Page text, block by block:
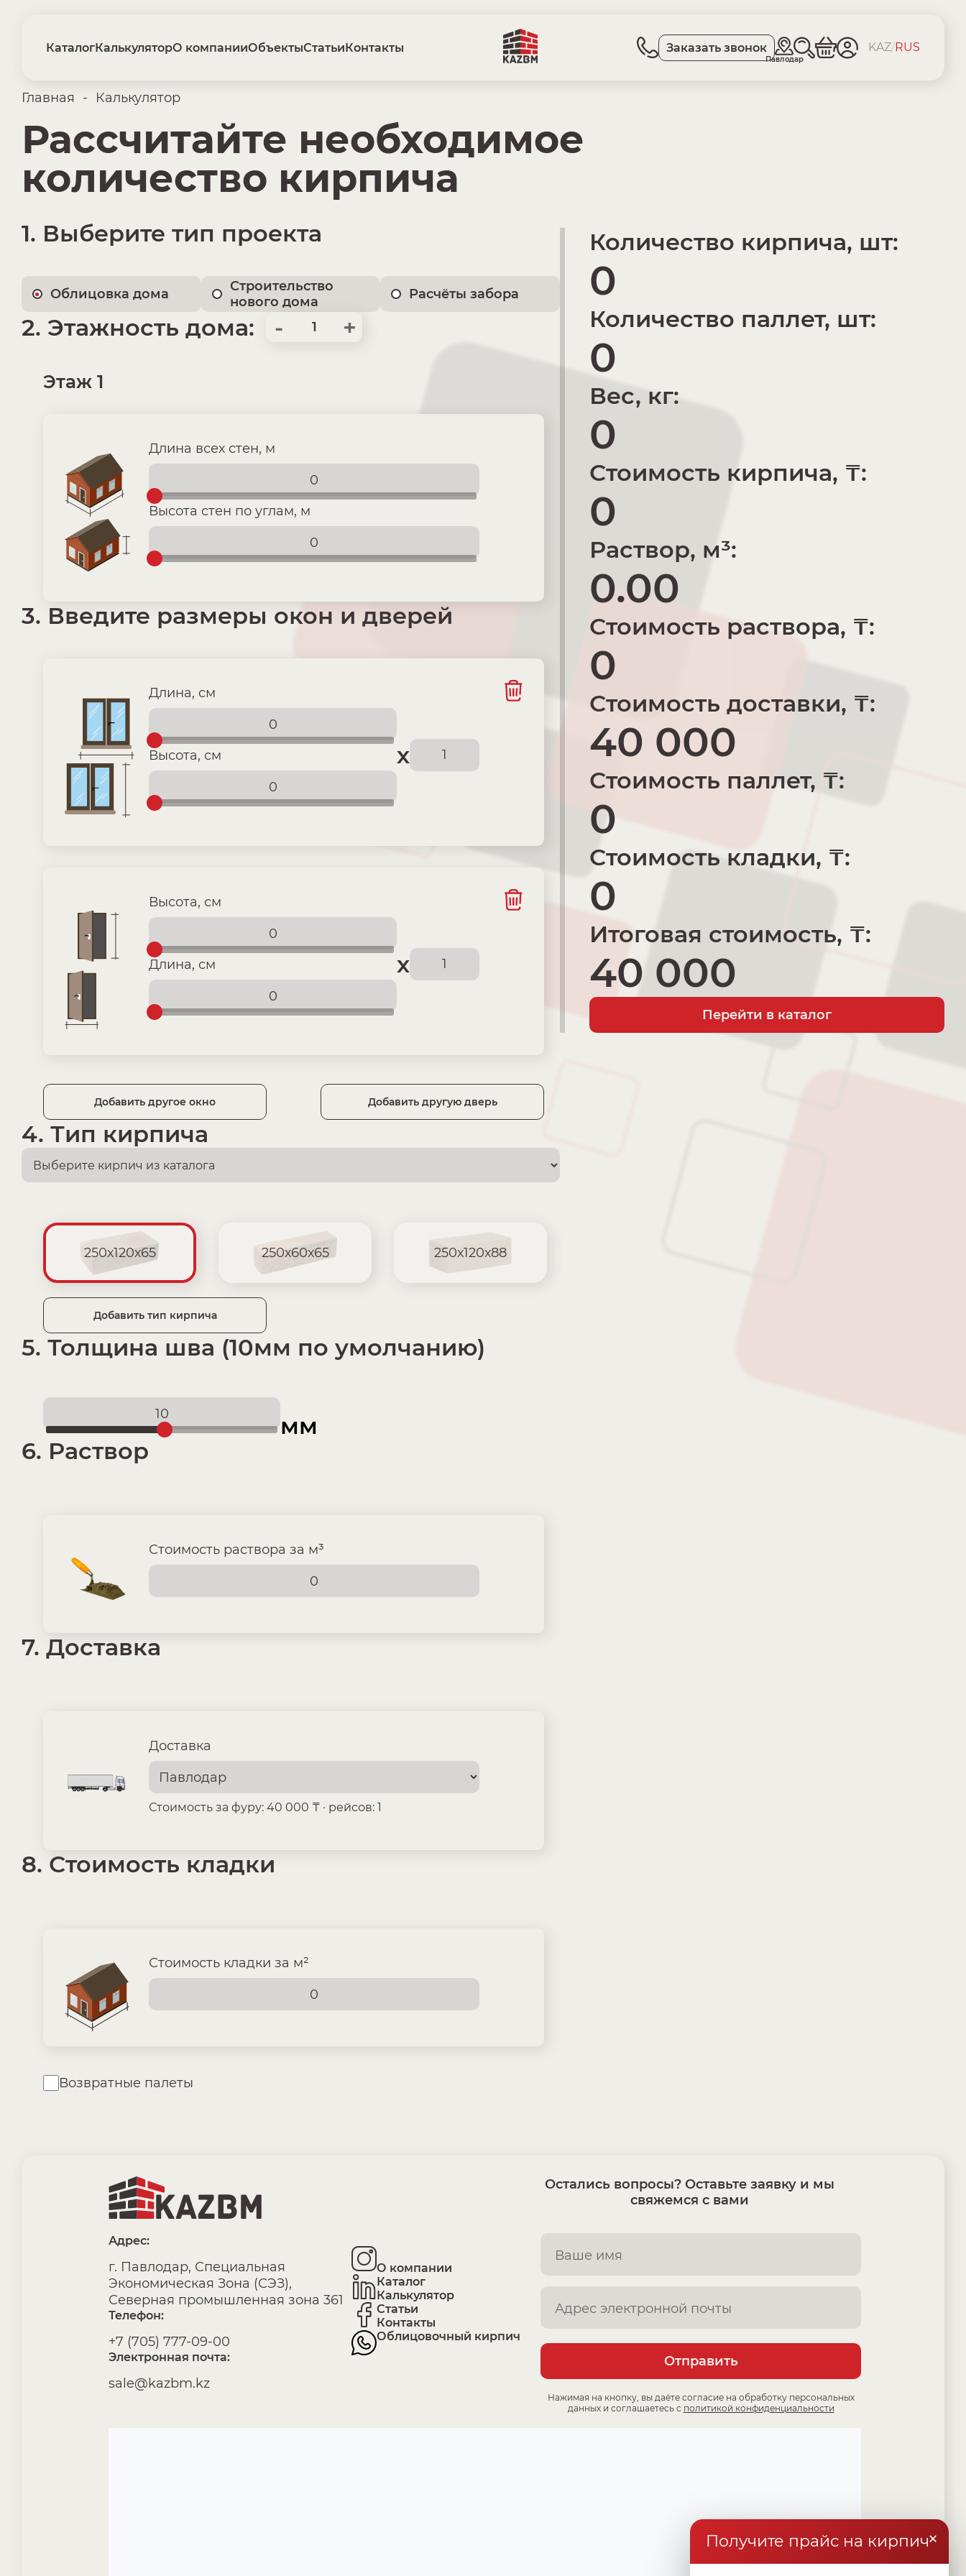
КаталогКалькуляторО компанииОбъектыСтатьиКонтакты Заказать звонок
Павлодар
KAZ/RUS
Главная - Калькулятор
Рассчитайте необходимое
количество кирпича
1. Выберите тип проекта
Облицовка дома
Строительство
нового дома
Расчёты забора
2. Этажность дома: - +
Этаж 1
Длина всех стен, м
Высота стен по углам, м
3. Введите размеры окон и дверей
Длина, см
Высота, см х
Высота, см
Длина, см х
Добавить другое окно Добавить другую дверь
4. Тип кирпича
250х120х65 250х60х65 250х120х88
Добавить тип кирпича
5. Толщина шва (10мм по умолчанию)
мм
6. Раствор
Стоимость раствора за м³
7. Доставка
Доставка
Стоимость за фуру: 40 000 ₸ · рейсов: 1
8. Стоимость кладки
Стоимость кладки за м²
Возвратные палеты
Количество кирпича, шт:
0
Количество паллет, шт:
0
Вес, кг:
0
Стоимость кирпича, ₸:
0
Раствор, м³:
0.00
Стоимость раствора, ₸:
0
Стоимость доставки, ₸:
40 000
Стоимость паллет, ₸:
0
Стоимость кладки, ₸:
0
Итоговая стоимость, ₸:
40 000
Перейти в каталог
Адрес:
г. Павлодар, Специальная
Экономическая Зона (СЭЗ),
Северная промышленная зона 361
Телефон:
+7 (705) 777-09-00
Электронная почта:
sale@kazbm.kz
О компании
Каталог
Калькулятор
Статьи
Контакты
Облицовочный кирпич
Остались вопросы? Оставьте заявку и мы
свяжемся с вами
Отправить
Нажимая на кнопку, вы даёте согласие на обработку персональных
данных и соглашаетесь с политикой конфиденциальности
×
Получите прайс на кирпич